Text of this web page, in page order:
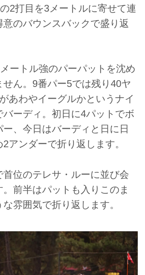
2打目を3メートルに寄せて連
のバウンスバックで盛り返
ートル強のパーパットを沈め
ん。9番パー5では残り40ヤ
あわやイーグルかというナイ
バーディ。初日に4パットでボ
、今日はバーディと日に日
アンダーで折り返します。
首位のテレサ・ルーに並び会
前半はパットも入りこのま
雰囲気で折り返します。